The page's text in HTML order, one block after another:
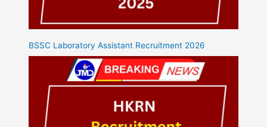
BSSC Laboratory Assistant Recruitment 2026